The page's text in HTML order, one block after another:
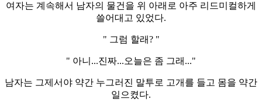
여자는 계속해서 남자의 물건을 위 아래로 아주 리드미컬하게
쓸어대고 있었다.
" 그럼 할래? "
" 아니...진짜...오늘은 좀 그래..."
남자는 그제서야 약간 누그러진 말투로 고개를 들고 몸을 약간
일으켰다.